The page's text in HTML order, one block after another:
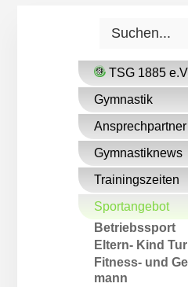
c TSG 1885
Gymnastik
Ansprechpartner
Gymnastiknews
Trainings­zeiten
Sportangebot
Betriebs­sport
Eltern- Kind
Fit­ness- und
mann